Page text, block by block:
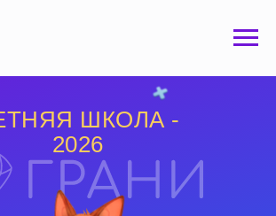
ШКОЛА -
2026